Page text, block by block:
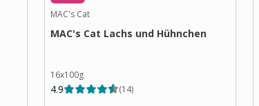
MAC's Cat
MAC's Cat Lachs und Hühnchen
16x100g
4.9 (14)